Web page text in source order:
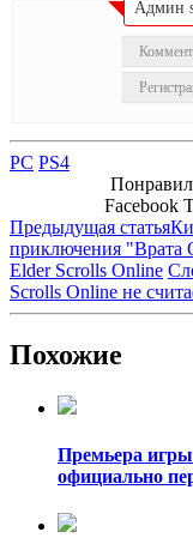
Админ
PC PS4
Facebook
Предыдущая статья
приключения "Врата
Elder Scrolls Online
Scrolls Online не
Похожие
Премьера
официально